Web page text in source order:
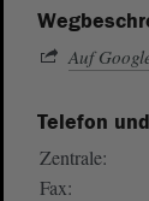
Auf
Telefon
Zentrale:
Fax: